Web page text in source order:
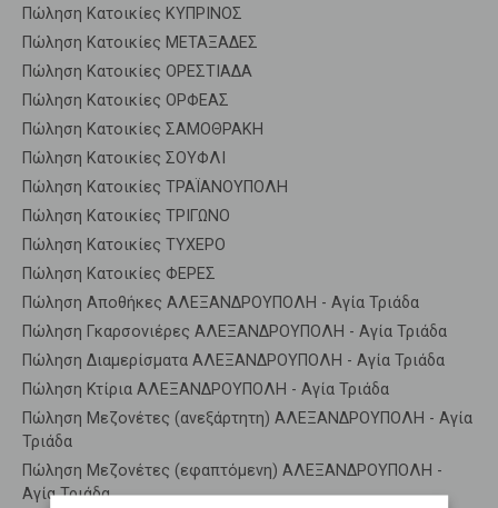
Πώληση Κατοικίες ΚΥΠΡΙΝΟΣ
Πώληση Κατοικίες ΜΕΤΑΞΑΔΕΣ
Πώληση Κατοικίες ΟΡΕΣΤΙΑΔΑ
Πώληση Κατοικίες ΟΡΦΕΑΣ
Πώληση Κατοικίες ΣΑΜΟΘΡΑΚΗ
Πώληση Κατοικίες ΣΟΥΦΛΙ
Πώληση Κατοικίες ΤΡΑΪΑΝΟΥΠΟΛΗ
Πώληση Κατοικίες ΤΡΙΓΩΝΟ
Πώληση Κατοικίες ΤΥΧΕΡΟ
Πώληση Κατοικίες ΦΕΡΕΣ
Πώληση Αποθήκες ΑΛΕΞΑΝΔΡΟΥΠΟΛΗ - Αγία Τριάδα
Πώληση Γκαρσονιέρες ΑΛΕΞΑΝΔΡΟΥΠΟΛΗ - Αγία Τριάδα
Πώληση Διαμερίσματα ΑΛΕΞΑΝΔΡΟΥΠΟΛΗ - Αγία Τριάδα
Πώληση Κτίρια ΑΛΕΞΑΝΔΡΟΥΠΟΛΗ - Αγία Τριάδα
Πώληση Μεζονέτες (ανεξάρτητη) ΑΛΕΞΑΝΔΡΟΥΠΟΛΗ - Αγία
Τριάδα
Πώληση Μεζονέτες (εφαπτόμενη) ΑΛΕΞΑΝΔΡΟΥΠΟΛΗ -
Αγία Τριάδα